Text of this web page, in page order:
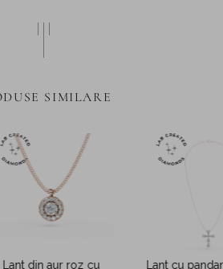
SIMILARE
Lant din aur roz cu
Lant cu